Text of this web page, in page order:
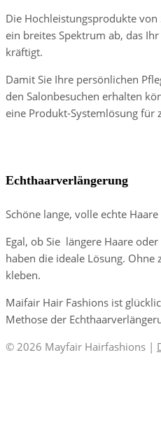
Die Hochleistungsprodukte von
ein breites Spektrum ab, das
kräftigt.
Damit Sie Ihre persönlichen
den Salonbesuchen erhalten
eine Produkt-Systemlösung für
Echthaarverlängerung
Schöne lange, volle echte
Egal, ob Sie längere Haare
haben die ideale Lösung. Ohne
kleben.
Maifair Hair Fashions ist
Methose der
© 2026 Mayfair Hairfashions |